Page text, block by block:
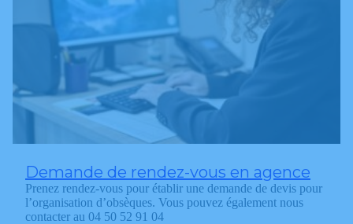
Demande de rendez-vous en agence
Prenez rendez-vous pour établir une demande de devis pour
l’organisation d’obsèques. Vous pouvez également nous
contacter au 04 50 52 91 04